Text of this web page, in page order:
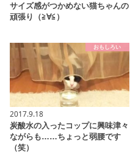
サイズ感がつかめない猫ちゃんの
頑張り（≧∀≦）
おもしろい
2017.9.18
炭酸水の入ったコップに興味津々
ながらも……ちょっと弱腰です
（笑）